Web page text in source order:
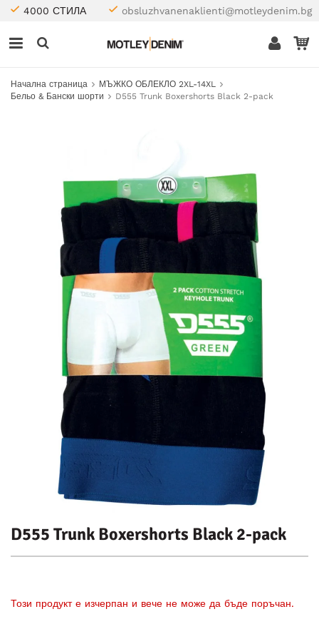
4000 СТИЛА obsluzhvanenaklienti@motleydenim.bg
Начална страница
МЪЖКО ОБЛЕКЛО 2XL-14XL
Бельо & Бански шорти
D555 Trunk Boxershorts Black 2-pack
D555 Trunk Boxershorts Black 2-pack
Този продукт е изчерпан и вече не може да бъде поръчан.